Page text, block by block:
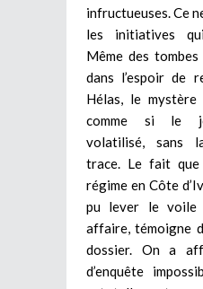
infructueuses. Ce
les initiatives
Même des
dans l’espoir de
Hélas, le mystère
comme si le
volatilisé, sans
trace. Le fait que
régime en Côte
pu lever le voile
affaire, témoigne
dossier. On a
d’enquête